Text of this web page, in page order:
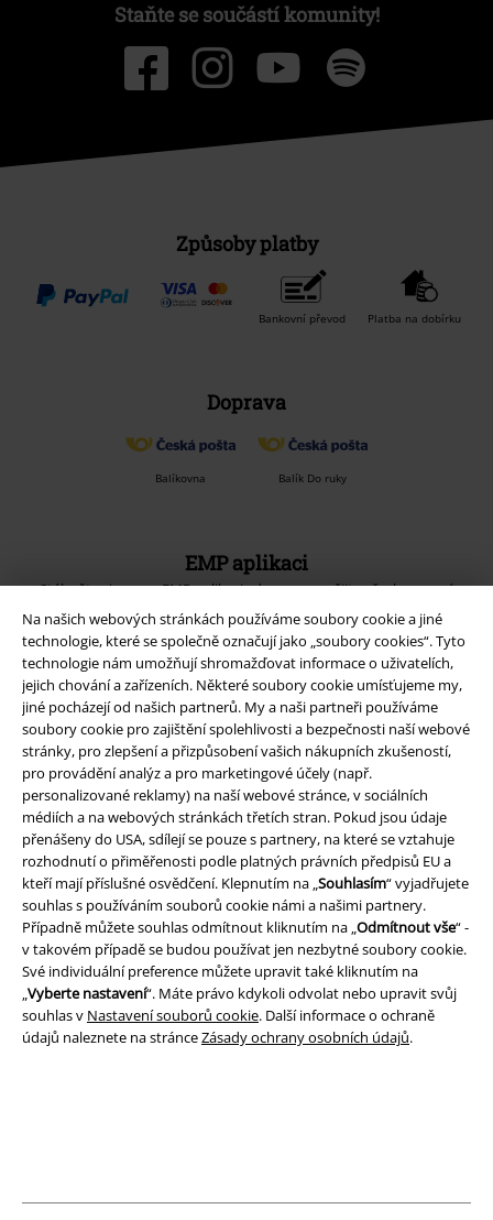
Na našich webových stránkách používáme soubory cookie a jiné
technologie, které se společně označují jako „soubory cookies“. Tyto
technologie nám umožňují shromažďovat informace o uživatelích,
jejich chování a zařízeních. Některé soubory cookie umísťujeme my,
jiné pocházejí od našich partnerů. My a naši partneři používáme
soubory cookie pro zajištění spolehlivosti a bezpečnosti naší webové
stránky, pro zlepšení a přizpůsobení vašich nákupních zkušeností,
pro provádění analýz a pro marketingové účely (např.
personalizované reklamy) na naší webové stránce, v sociálních
médiích a na webových stránkách třetích stran. Pokud jsou údaje
přenášeny do USA, sdílejí se pouze s partnery, na které se vztahuje
rozhodnutí o přiměřenosti podle platných právních předpisů EU a
kteří mají příslušné osvědčení. Klepnutím na „Souhlasím“ vyjadřujete
souhlas s používáním souborů cookie námi a našimi partnery.
Případně můžete souhlas odmítnout kliknutím na „Odmítnout vše“ -
v takovém případě se budou používat jen nezbytné soubory cookie.
Své individuální preference můžete upravit také kliknutím na
„Vyberte nastavení“. Máte právo kdykoli odvolat nebo upravit svůj
souhlas v Nastavení souborů cookie. Další informace o ochraně
údajů naleznete na stránceZásady ochrany osobních údajů.
Staňte se součástí komunity!
Způsoby platby
Bankovní převod Platba na dobírku
Doprava
Balíkovna Balík Do ruky
EMP aplikaci
Stáhněte si novou EMP aplikaci zdarma a využijte všechny nové
funkce a výhody!
A Warner Music Group Company
Ochrana osobních údajů